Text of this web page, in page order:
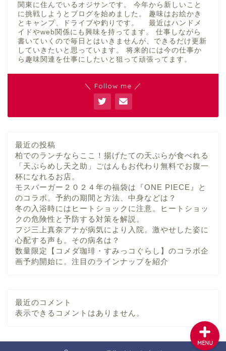
関東に住んでいるオジサンです。 今年から新しいこと
に挑戦しようとブログを始めました。 趣味はお絵かき
とキャンプ、ドライブや釣りです。 最近はハンドメ
イドやweb関係にも興味を持ってます。 仕事しながら
書いていくので毎日とはいきませんが、できるだけ更新
していきたいと思っています。 将来的には今の仕事か
ら趣味関連を仕事にしたいと狙って頑張ってます。
＼ Follow me ／
最近の投稿
柏でのランチならここ！揚げたての天ぷらが食べれる
「天ぷらめし天之助」ごはんもお代わり無料でお腹一
杯になれるお店。
モスバーガー２０２４年の福袋は『ONE PIECE』と
のコラボ。予約の期間と方法、中身などは？
冬の入浴時にはヒートショックに注意。ヒートショッ
クの危険性と予防する対策を解説。
フジ三上真奈アナが病気により入院。激やせした姿に
心配する声も。その病名は？
数量限定【コメダ珈琲・すみっコぐらし】のコラボ企
画予約開始に。注目のラインナップを紹介
最近のコメント
表示できるコメントはありません。
MENU
ホーム
プロフィール
目次